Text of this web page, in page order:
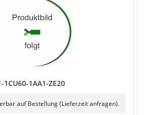
1AA1-ZE20
auf Bestellung (Lieferzeit anfragen).